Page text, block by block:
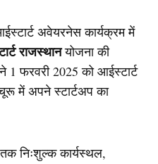
अवेयरनेस कार्यक्रम में
राजस्थानयोजना की
1 फरवरी 2025 को आईस्टार्ट
में अपने स्टार्टअप का
निःशुल्क कार्यस्थल,